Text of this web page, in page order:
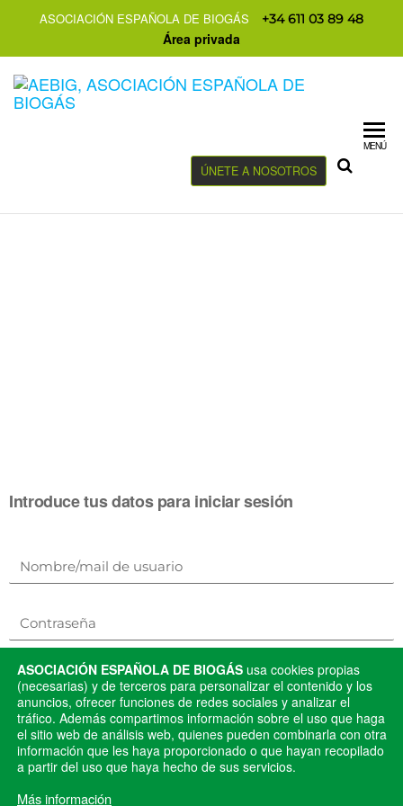
ASOCIACIÓN ESPAÑOLA DE BIOGÁS +34 611 03 89 48
Área privada
ÚNETE A NOSOTROS
MENÚ
Introduce tus datos para iniciar sesión
Mantenerme conectado
Registro
¿Has olvidado tu
contraseña?
ASOCIACIÓN ESPAÑOLA DE BIOGÁS usa cookies propias
(necesarias) y de terceros para personalizar el contenido y los
anuncios, ofrecer funciones de redes sociales y analizar el
tráfico. Además compartimos información sobre el uso que haga
el sitio web de análisis web, quienes pueden combinarla con otra
información que les haya proporcionado o que hayan recopilado
a partir del uso que haya hecho de sus servicios.
Más información